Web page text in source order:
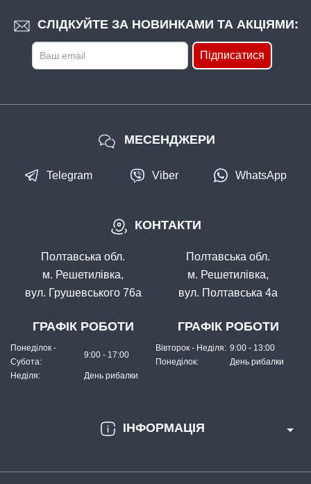
СЛІДКУЙТЕ ЗА НОВИНКАМИ ТА АКЦІЯМИ:
Підписатися
ІНФОРМАЦІЯ
КОНТАКТИ
Полтавська обл.
м. Решетилівка,
вул. Грушевського 76а
ГРАФІК РОБОТИ
Понеділок -
Субота:
9:00 - 17:00
Неділя: День рибалки
Полтавська обл.
м. Решетилівка,
вул. Полтавська 4а
ГРАФІК РОБОТИ
Вівторок - Неділя: 9:00 - 13:00
Понеділок:
День рибалки
МЕСЕНДЖЕРИ
Telegram Viber WhatsApp